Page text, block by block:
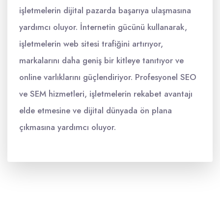
işletmelerin dijital pazarda başarıya ulaşmasına
yardımcı oluyor. İnternetin gücünü kullanarak,
işletmelerin web sitesi trafiğini artırıyor,
markalarını daha geniş bir kitleye tanıtıyor ve
online varlıklarını güçlendiriyor. Profesyonel SEO
ve SEM hizmetleri, işletmelerin rekabet avantajı
elde etmesine ve dijital dünyada ön plana
çıkmasına yardımcı oluyor.